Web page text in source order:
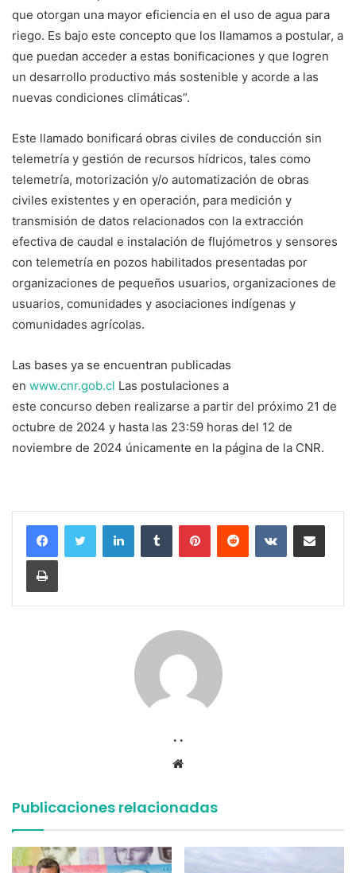
que otorgan una mayor eficiencia en el uso de agua para
riego. Es bajo este concepto que los llamamos a postular, a
que puedan acceder a estas bonificaciones y que logren
un desarrollo productivo más sostenible y acorde a las
nuevas condiciones climáticas”.
Este llamado bonificará obras civiles de conducción sin
telemetría y gestión de recursos hídricos, tales como
telemetría, motorización y/o automatización de obras
civiles existentes y en operación, para medición y
transmisión de datos relacionados con la extracción
efectiva de caudal e instalación de flujómetros y sensores
con telemetría en pozos habilitados presentadas por
organizaciones de pequeños usuarios, organizaciones de
usuarios, comunidades y asociaciones indígenas y
comunidades agrícolas.
Las bases ya se encuentran publicadas
en www.cnr.gob.cl Las postulaciones a
este concurso deben realizarse a partir del próximo 21 de
octubre de 2024 y hasta las 23:59 horas del 12 de
noviembre de 2024 únicamente en la página de la CNR.
LinkedInTumblr PinterestReddit VKontakteCompartir por
Imprimir
. .
Sitio
Publicaciones relacionadas